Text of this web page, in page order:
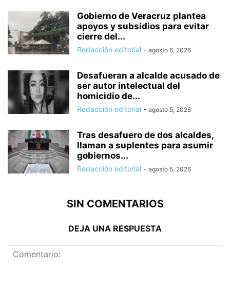
Gobierno de Veracruz plantea
apoyos y subsidios para evitar
cierre del...
Redacción editorial - agosto 6, 2026
Desafueran a alcalde acusado de
ser autor intelectual del
homicidio de...
Redacción editorial - agosto 5, 2026
Tras desafuero de dos alcaldes,
llaman a suplentes para asumir
gobiernos...
Redacción editorial - agosto 5, 2026
SIN COMENTARIOS
DEJA UNA RESPUESTA